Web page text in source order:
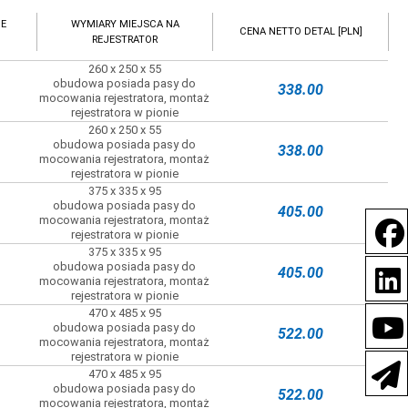
WYMIARY MIEJSCA NA
REJESTRATOR
CENA NETTO DETAL [PLN]
260 x 250 x 55
obudowa posiada pasy do
mocowania rejestratora, montaż
rejestratora w pionie
338.00
260 x 250 x 55
obudowa posiada pasy do
mocowania rejestratora, montaż
rejestratora w pionie
338.00
375 x 335 x 95
obudowa posiada pasy do
mocowania rejestratora, montaż
rejestratora w pionie
405.00
375 x 335 x 95
obudowa posiada pasy do
mocowania rejestratora, montaż
rejestratora w pionie
405.00
470 x 485 x 95
obudowa posiada pasy do
mocowania rejestratora, montaż
rejestratora w pionie
522.00
470 x 485 x 95
obudowa posiada pasy do
mocowania rejestratora, montaż
522.00